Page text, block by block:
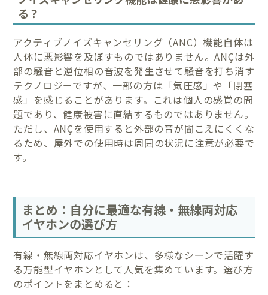
る？
アクティブノイズキャンセリング（ANC）機能自体は
人体に悪影響を及ぼすものではありません。ANÇは外
部の騒音と逆位相の音波を発生させて騒音を打ち消す
テクノロジーですが、一部の方は「気圧感」や「閉塞
感」を感じることがあります。これは個人の感覚の問
題であり、健康被害に直結するものではありません。
ただし、ANÇを使用すると外部の音が聞こえにくくな
るため、屋外での使用時は周囲の状況に注意が必要で
す。
まとめ：自分に最適な有線・無線両対応
イヤホンの選び方
有線・無線両対応イヤホンは、多様なシーンで活躍す
る万能型イヤホンとして人気を集めています。選び方
のポイントをまとめると：